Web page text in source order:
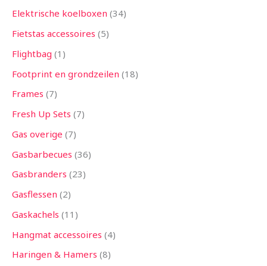
Elektrische koelboxen 34
Fietstas accessoires 5
Flightbag 1
Footprint en grondzeilen 18
Frames 7
Fresh Up Sets 7
Gas overige 7
Gasbarbecues 36
Gasbranders 23
Gasflessen 2
Gaskachels 11
Hangmat accessoires 4
Haringen & Hamers 8